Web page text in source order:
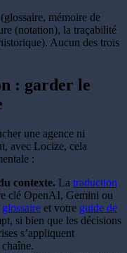
mémoire de
(notation), la traçabilité
Aucun des trois
: garder le
une agence ni
avec Locize, cela
:
contexte. La traduction
clé OpenAI, Gemini ou
glossaire et votre guide de
si bien que les décisions
s’appliquent